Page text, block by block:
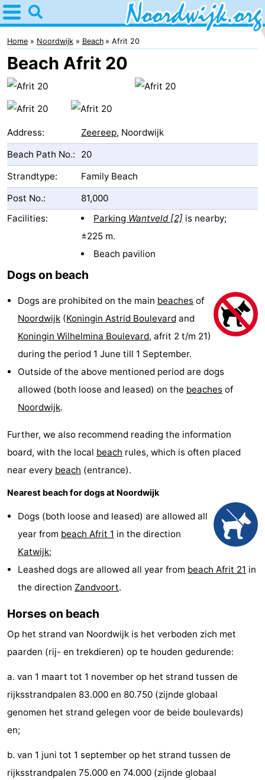
Home
Noordwijk
Tips
For
the
night
Apartments
Bed
(and
Campsites
De
Gouden
Spar
-
De
Noordduinen
Duinresort
Dunimar
Noordwijkse
Duinen
Parc
du
Soleil
Hotels
Lastminutes
Beach
See
&
do
-
Museums
-
Monuments
Observation
Attractions
Trips
Playgrounds
-
Indoor
playgrounds
-
Experiences
centers
Villages
&
Nature
Home Noordwijk Beach Afrit 20
Beach Afrit 20
Address: Zeereep, Noordwijk
Beach Path No.:
20
Strandtype:
Family Beach
Post No.:
81,000
Facilities:
Parking Wantveld [2] is nearby;
±225 m.
Beach pavilion
Dogs on beach
Dogs are prohibited on the main beaches of
Noordwijk (Koningin Astrid Boulevard and
Koningin Wilhelmina Boulevard, afrit 2 t/m 21)
during the period 1 June till 1 September.
Outside of the above mentioned period are dogs
allowed (both loose and leased) on the beaches of
Noordwijk.
Further, we also recommend reading the information
board, with the local beach rules, which is often placed
near every beach (entrance).
Nearest beach for dogs at Noordwijk
Dogs (both loose and leased) are allowed all
year from beach Afrit 1 in the direction
Katwijk;
Leashed dogs are allowed all year from beach Afrit 21 in
the direction Zandvoort.
Horses on beach
Op het strand van Noordwijk is het verboden zich met
paarden (rij- en trekdieren) op te houden gedurende:
a. van 1 maart tot 1 november op het strand tussen de
rijksstrandpalen 83.000 en 80.750 (zijnde globaal
genomen het strand gelegen voor de beide boulevards)
en;
b. van 1 juni tot 1 september op het strand tussen de
rijksstrandpalen 75.000 en 74.000 (zijnde globaal